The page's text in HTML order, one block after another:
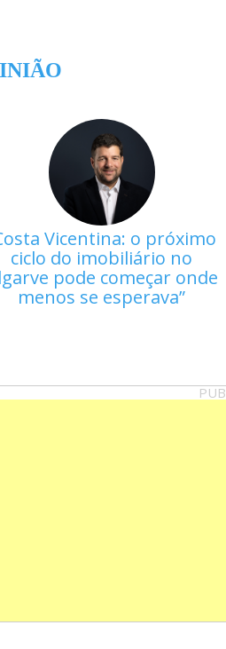
Vicentina: o próximo
ciclo do imobiliário no
pode começar onde
menos se esperava
PUB